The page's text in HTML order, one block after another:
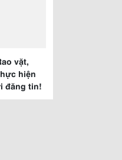
vặt,
hiện
đăng tin!